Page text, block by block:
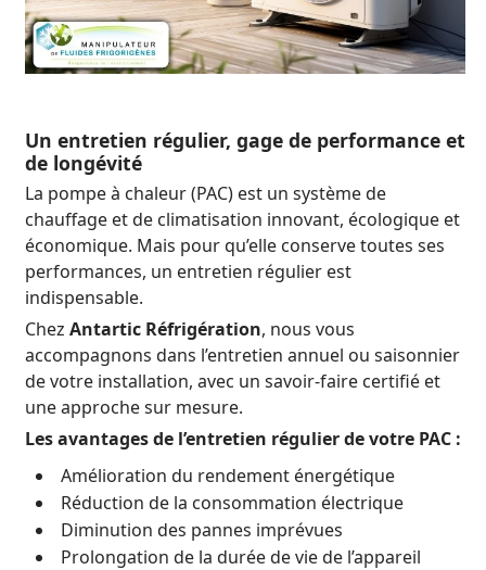
Un entretien régulier, gage de performance et
de longévité
La pompe à chaleur (PAC) est un système de
chauffage et de climatisation innovant, écologique et
économique. Mais pour qu’elle conserve toutes ses
performances, un entretien régulier est
indispensable.
Chez Antartic Réfrigération, nous vous
accompagnons dans l’entretien annuel ou saisonnier
de votre installation, avec un savoir-faire certifié et
une approche sur mesure.
Les avantages de l’entretien régulier de votre PAC :
Amélioration du rendement énergétique
Réduction de la consommation électrique
Diminution des pannes imprévues
Prolongation de la durée de vie de l’appareil